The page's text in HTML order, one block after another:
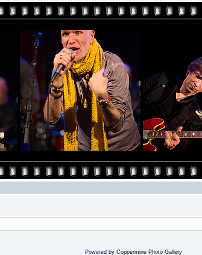
Powered by Coppermine Photo Gallery